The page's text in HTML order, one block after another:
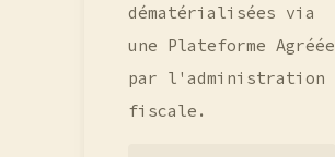
dématérialisées via
une Plateforme Agréée
par l'administration
fiscale.